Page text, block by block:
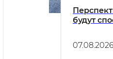
будут
07.08.2026